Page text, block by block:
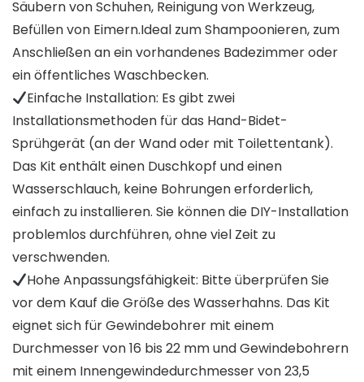
Säubern von Schuhen, Reinigung von Werkzeug,
Befüllen von Eimern.Ideal zum Shampoonieren, zum
Anschließen an ein vorhandenes Badezimmer oder
ein öffentliches Waschbecken.
Einfache Installation: Es gibt zwei
Installationsmethoden für das Hand-Bidet-
Sprühgerät (an der Wand oder mit Toilettentank).
Das Kit enthält einen Duschkopf und einen
Wasserschlauch, keine Bohrungen erforderlich,
einfach zu installieren. Sie können die DIY-Installation
problemlos durchführen, ohne viel Zeit zu
verschwenden.
Hohe Anpassungsfähigkeit: Bitte überprüfen Sie
vor dem Kauf die Größe des Wasserhahns. Das Kit
eignet sich für Gewindebohrer mit einem
Durchmesser von 16 bis 22 mm und Gewindebohrern
mit einem Innengewindedurchmesser von 23,5